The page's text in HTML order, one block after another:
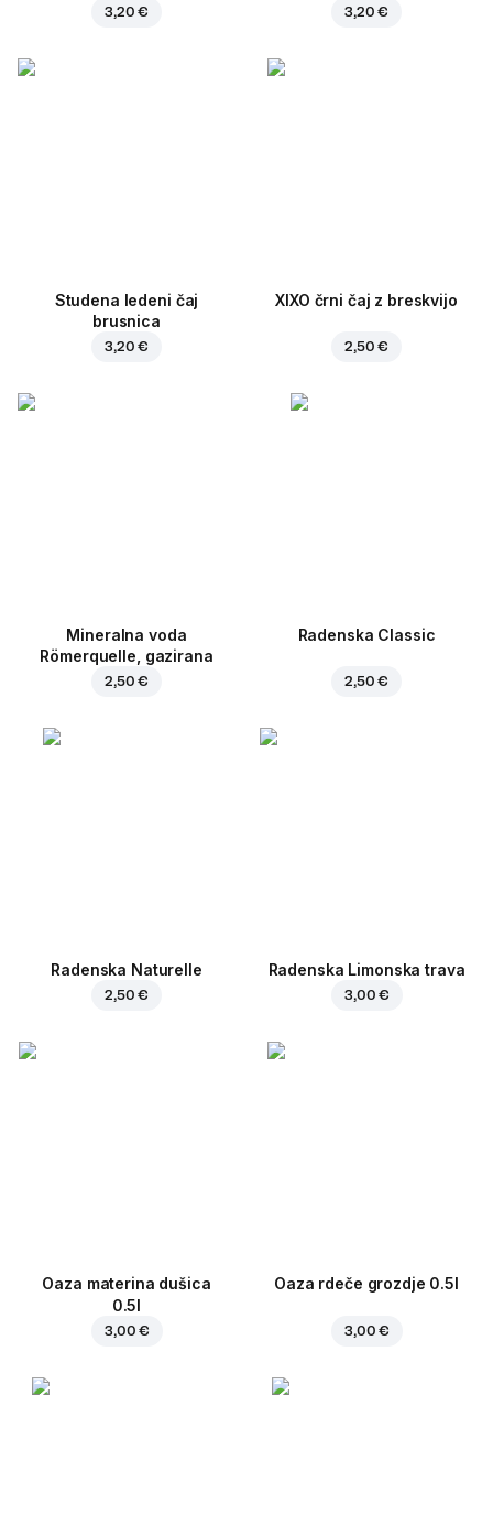
3,20 € 3,20 €
Studena ledeni čaj
brusnica
3,20 €
XIXO črni čaj z breskvijo
2,50 €
Mineralna voda
Römerquelle, gazirana
2,50 €
Radenska Classic
2,50 €
Radenska Naturelle
2,50 €
Radenska Limonska trava
3,00 €
Oaza materina dušica
0.5l
3,00 €
Oaza rdeče grozdje 0.5l
3,00 €